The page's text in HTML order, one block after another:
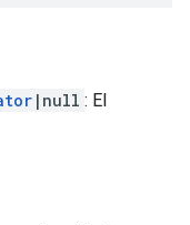
|null : El